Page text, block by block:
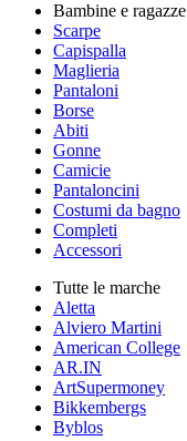
Bambine e ragazze
Scarpe
Capispalla
Maglieria
Pantaloni
Borse
Abiti
Gonne
Camicie
Pantaloncini
Costumi da bagno
Completi
Accessori
Tutte le marche
Aletta
Alviero Martini
American College
AR.IN
ArtSupermoney
Bikkembergs
Byblos